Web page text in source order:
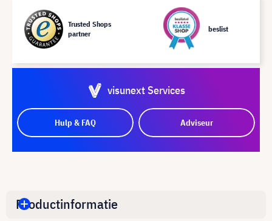
Trusted Shops
partner
beslist
visunext Services
Hulp & FAQ Adviseur
Productinformatie